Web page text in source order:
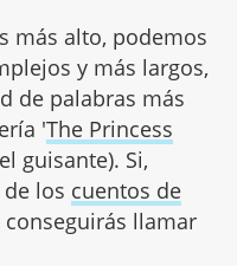
más alto, podemos
y más largos,
de palabras más
'The Princess
guisante). Si,
los cuentos de
llamar